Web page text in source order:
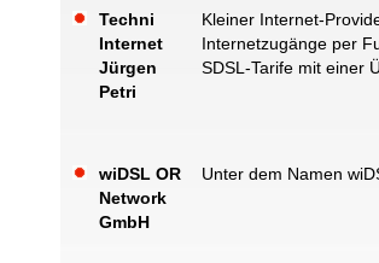
Techni
Internet
Jürgen
Petri
Kleiner Internet-
Internetzugänge per
SDSL-Tarife mit einer
wiDSL OR
Network
GmbH
Unter dem Namen